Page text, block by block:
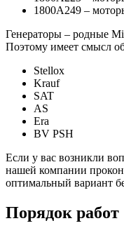
1800A249 –
Генераторы – родные
Поэтому имеет смысл
Stellox
Krauf
SAT
AS
Era
BV PSH
Если у вас возникли
нашей компании
оптимальный вариант
Порядок работ